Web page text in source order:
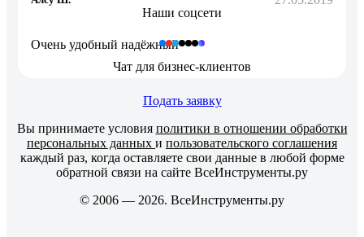
Очень удобный надёжный
Наши соцсети
Чат для бизнес-клиентов
Подать заявку
Вы принимаете условия политики в отношении обработки
персональных данных и пользовательского соглашения
каждый раз, когда оставляете свои данные в любой форме
обратной связи на сайте ВсеИнструменты.ру
© 2006 — 2026. ВсеИнструменты.ру